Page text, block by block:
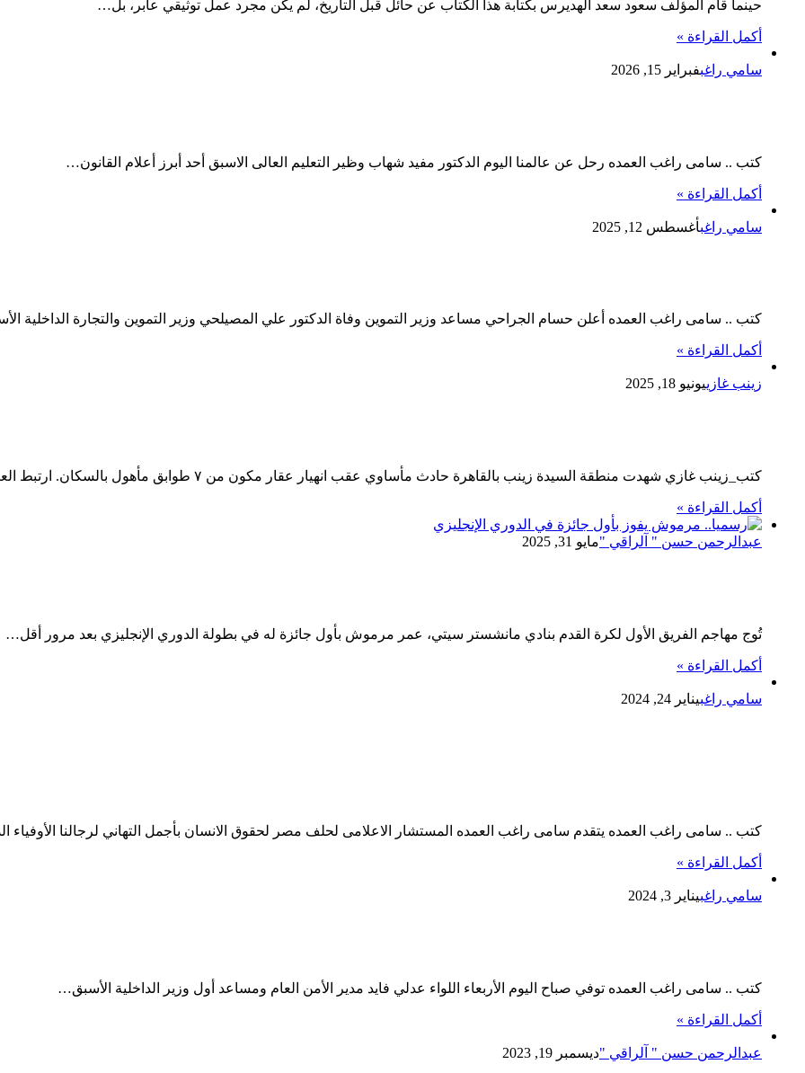
حينما قام المؤلف سعود سعد الهديرس بكتابة هذا الكتاب عن حائل قبل التاريخ، لم يكن مجرد عمل توثيقي عابر، بل…
أكمل القراءة »
سامي راغبفبراير 15, 2026
كتب .. سامى راغب العمده رحل عن عالمنا اليوم الدكتور مفيد شهاب وظير التعليم العالى الاسبق أحد أبرز أعلام القانون…
أكمل القراءة »
سامي راغبأغسطس 12, 2025
كتب .. سامى راغب العمده أعلن حسام الجراحي مساعد وزير التموين وفاة الدكتور علي المصيلحي وزير التموين والتجارة الداخلية
أكمل القراءة »
زينب غازييونيو 18, 2025
كتب_زينب غازي شهدت منطقة السيدة زينب بالقاهرة حادث مأساوي عقب انهيار عقار مكون من ٧ طوابق مأهول بالسكان. ارتبط العقار…
أكمل القراءة »
عبدالرحمن حسن " آلراقي "مايو 31, 2025
تُوج مهاجم الفريق الأول لكرة القدم بنادي مانشستر سيتي، عمر مرموش بأول جائزة له في بطولة الدوري الإنجليزي بعد مرور أقل…
أكمل القراءة »
سامي راغبيناير 24, 2024
كتب .. سامى راغب العمده ‏يتقدم سامى راغب العمده المستشار الاعلامى لحلف مصر لحقوق الانسان بأجمل التهاني لرجالنا الأوفياء
أكمل القراءة »
سامي راغبيناير 3, 2024
كتب .. سامى راغب العمده توفي صباح اليوم الأربعاء اللواء عدلي فايد مدير الأمن العام ومساعد أول وزير الداخلية الأسبق…
أكمل القراءة »
عبدالرحمن حسن " آلراقي "ديسمبر 19, 2023